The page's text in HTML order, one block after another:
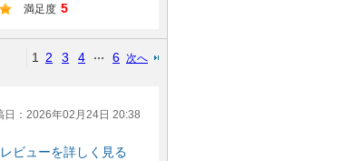
満足度 5
1 2 3 4 6 次へ
日：2026年02月24日 20:38
レビューを詳しく見る